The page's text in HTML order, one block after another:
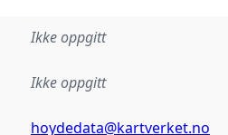
Ikke oppgitt
Ikke oppgitt
hoydedata@kartverket.no